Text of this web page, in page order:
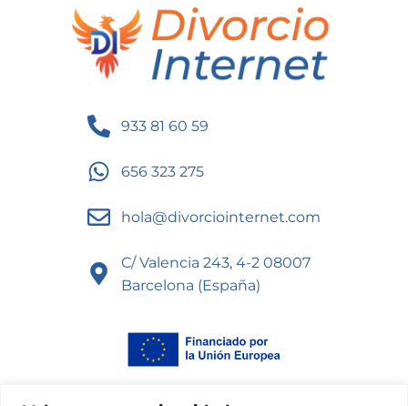
933 81 60 59
656 323 275
hola@divorciointernet.com
C/ Valencia 243, 4-2 08007
Barcelona (España)